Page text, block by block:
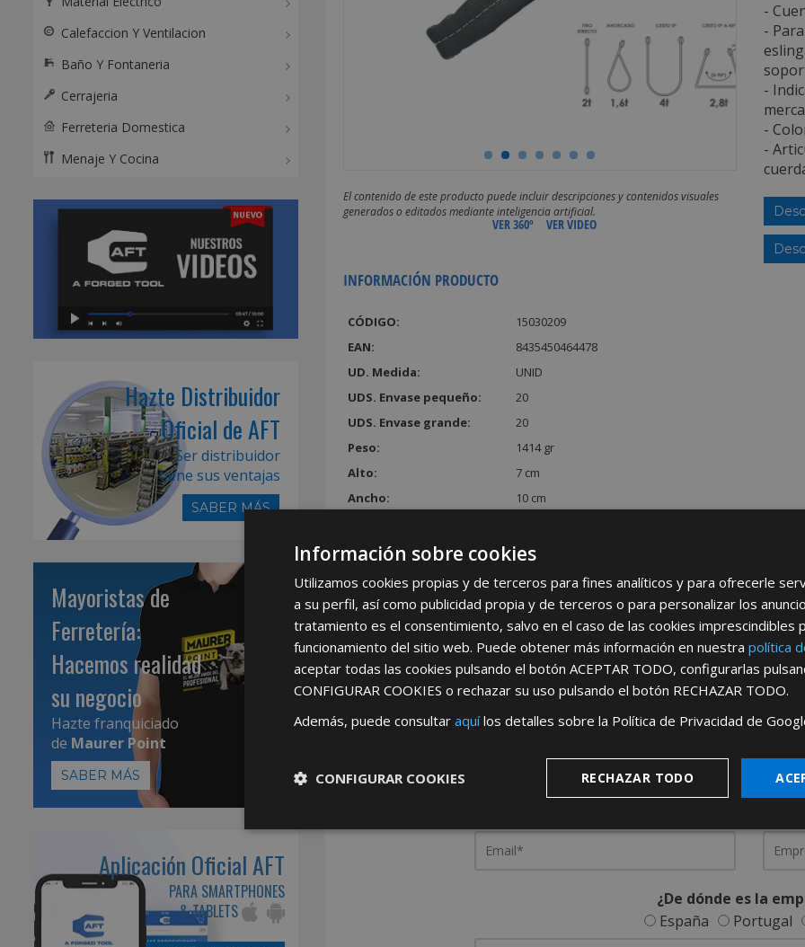
El contenido de este producto puede incluir descripciones y contenidos visuales
generados o editados mediante inteligencia artificial.
VER 360º VER VIDEO
INFORMACIÓN PRODUCTO
CÓDIGO:
15030209
EAN:
8435450464478
UD. Medida:
UNID
UDS. Envase pequeño:
20
UDS. Envase grande:
20
Peso:
1414 gr
Alto:
7 cm
Ancho:
10 cm
Volumen:
3640 cm³
-
-
-
-
-
REGÍSTRATE PARA HACERTE
Desde aquí podrá ver todas las
Rellene este formulario y nos pondremos en
¿De dónde es la
España
Portugal
Calefaccion Y Ventilacion
Baño Y Fontaneria
Cerrajeria
Ferreteria Domestica
Menaje Y Cocina
Hazte Distribuidor
Oficial de AFT
Ser distribuidor
tiene sus ventajas
SABER MÁS
Mayoristas de
Ferretería:
Hacemos realidad
su negocio
Hazte franquiciado
de Maurer Point
SABER MÁS
Aplicación Oficial AFT
PARA SMARTPHONES
& TABLETS
Información sobre cookies
Utilizamos cookies propias y de terceros para fines analíticos y para ofrecerle
a su perfil, así como publicidad propia y de terceros o para personalizar los
tratamiento es el consentimiento, salvo en el caso de las cookies imprescindibles
funcionamiento del sitio web. Puede obtener más información en nuestra política
aceptar todas las cookies pulsando el botón ACEPTAR TODO, configurarlas
CONFIGURAR COOKIES o rechazar su uso pulsando el botón RECHAZAR TODO.
Además, puede consultar aquílos detalles sobre la Política de Privacidad de
RECHAZAR TODO
CONFIGURAR COOKIES